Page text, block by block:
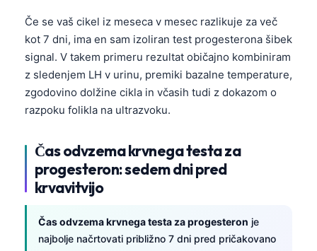
Če se vaš cikel iz meseca v mesec razlikuje za več
kot 7 dni, ima en sam izoliran test progesterona šibek
signal. V takem primeru rezultat običajno kombiniram
z sledenjem LH v urinu, premiki bazalne temperature,
zgodovino dolžine cikla in včasih tudi z dokazom o
razpoku folikla na ultrazvoku.
Čas odvzema krvnega testa za
progesteron: sedem dni pred
krvavitvijo
Čas odvzema krvnega testa za progesteron je
najbolje načrtovati približno 7 dni pred pričakovano